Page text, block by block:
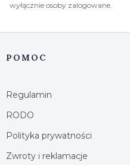
wyłącznie osoby zalogowane.
Linki w stopce
POMOC
Regulamin
RODO
Polityka prywatności
Zwroty i reklamacje